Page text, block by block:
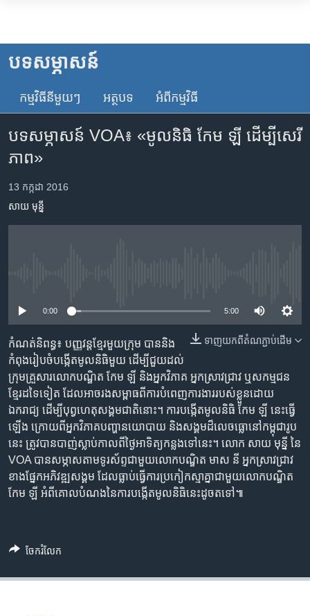
គេហទំព័រ​
និង​
ចូល​
ទំព័រ​
ម្តង
រំលង​
សម្ព័ន្ធ​
រំលង​
និង​
ចូល​
ទៅ​
កាន់​
ទំព័រ​
ស្វែង​
រក
អន្តរជាតិ
ចិន
ហេឡូវីអូអេ
កម្ពុជាច្នៃប្រតិដ្ឋ
ទូរទស្សន៍ / វីដេអូ​
បណ្តាញ​សង្គម
ភាសា
បទ​សម្ភាសន៍
កម្មវិធី​នីមួយៗ អត្ថបទ​ អំពី​កម្មវិធី​
បទ​សម្ភាសន៍ VOA៖ «‍មូលនិធិ កែម ឡី ដើម្បី​សេរី
ភាព»
13 កក្កដា 2016
សាយ មុន្នី
0:00 5:00
ទាញ​យក​ពី​តំណភ្ជាប់​ដើម
កំណត់​និពន្ធ៖ បញ្ញវន្ត​ខ្មែរ​មួយ​ក្រុម បាន​និង​
កំពុង​រៀបចំ​បង្កើត​មូលនិធិ​មួយ ដើម្បី​ជួយ​ដល់​
ក្រុម​គ្រួសារ​លោក​បណ្ឌិត កែម ឡី និង​អ្នកវិភាគ​ អ្នក​ស្រាវជ្រាវ​ ឬ​សកម្មជន​
ខ្មែរ​ដទៃ​ទៀត ដែល​អាច​រង​សម្ពាធ​ពី​ការ​បំពេញ​ការងារ​របស់​ខ្លួន​ដោយ​
ឯករាជ្យ ដើម្បី​បុព្វហេតុ​សង្គម​ជាតិ​នោះ។ ការ​បង្កើត​មូលនិធិ​ កែម ឡី នេះ​ធ្វើ​
ឡើង ក្រោយ​ពី​អ្នក​វិភាគ​បញ្ហា​នយោបាយ​ និង​សង្គម​ដ៏​លេចធ្លោ​នៅ​កម្ពុជា​រូប​
នេះ ត្រូវ​បាន​បាញ់​ស្លាប់​កាល​ពី​ថ្ងៃ​អាទិត្យ​កន្លង​ទៅ​នេះ។ លោក ​សាយ មុន្នី នៃ​
VOA បាន​សម្ភាស​តាម​ទូរស័ព្ទ​ជាមួយ​លោក​បណ្ឌិត មាស នី អ្នក​ស្រាវជ្រាវ​
ខាង​ផ្នែក​អភិវឌ្ឍ​សង្គម​ ដែល​ធ្លាប់​ធ្វើការ​ប្រកៀក​ស្មា​គ្នា​ជាមួយ​លោក​បណ្ឌិត​
កែម ឡី ​អំពី​គោល​បំណង​នៃ​ការ​បង្កើត​មូលនិធិ​នេះ​ដូច​តទៅ៕
ចែករំលែក